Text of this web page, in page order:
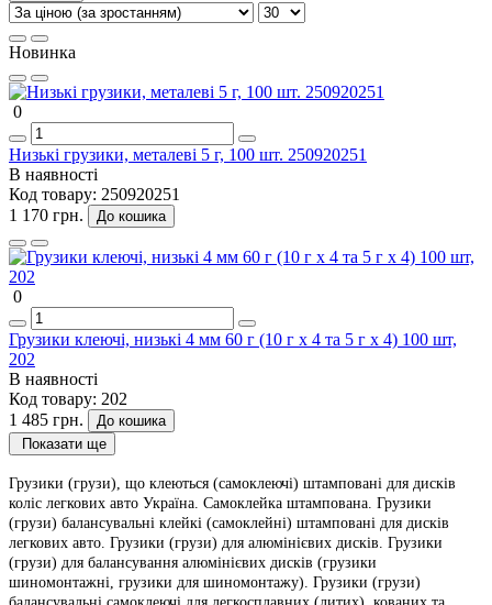
Новинка
0
Низькі грузики, металеві 5 г, 100 шт. 250920251
В наявності
Код товару: 250920251
1 170 грн.
До кошика
0
Грузики клеючі, низькі 4 мм 60 г (10 г х 4 та 5 г х 4) 100 шт,
202
В наявності
Код товару: 202
1 485 грн.
До кошика
Показати ще
Грузики (грузи), що клеються (самоклеючі) штамповані для дисків
коліс легкових авто Україна. Самоклейка штампована. Грузики
(грузи) балансувальні клейкі (самоклейні) штамповані для дисків
легкових авто. Грузики (грузи) для алюмінієвих дисків. Грузики
(грузи) для балансування алюмінієвих дисків (грузики
шиномонтажні, грузики для шиномонтажу). Грузики (грузи)